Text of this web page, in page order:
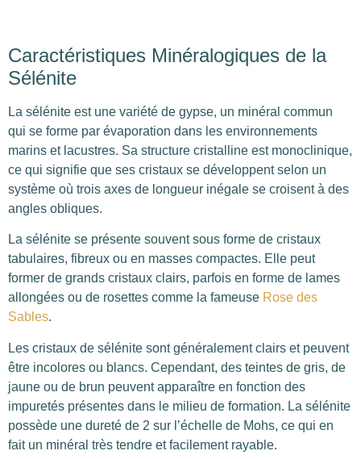
Caractéristiques Minéralogiques de la
Sélénite
La sélénite est une variété de gypse, un minéral commun
qui se forme par évaporation dans les environnements
marins et lacustres. Sa structure cristalline est monoclinique,
ce qui signifie que ses cristaux se développent selon un
système où trois axes de longueur inégale se croisent à des
angles obliques.
La sélénite se présente souvent sous forme de cristaux
tabulaires, fibreux ou en masses compactes. Elle peut
former de grands cristaux clairs, parfois en forme de lames
allongées ou de rosettes comme la fameuse Rose des
Sables.
Les cristaux de sélénite sont généralement clairs et peuvent
être incolores ou blancs. Cependant, des teintes de gris, de
jaune ou de brun peuvent apparaître en fonction des
impuretés présentes dans le milieu de formation. La sélénite
possède une dureté de 2 sur l’échelle de Mohs, ce qui en
fait un minéral très tendre et facilement rayable.